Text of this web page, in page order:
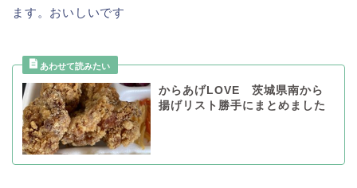
ます。おいしいです
からあげLOVE 茨城県南から
揚げリスト勝手にまとめました